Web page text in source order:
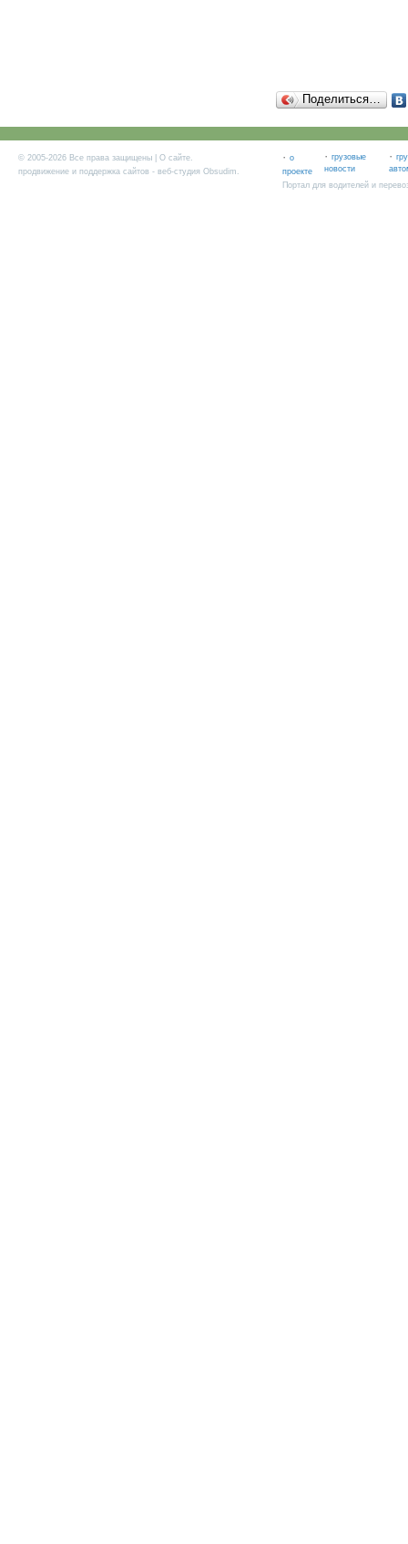
Поделиться…
© 2005-2026 Все права защищены | О сайте.
продвижение и поддержка сайтов - веб-студия Obsudim.
· о
проекте
· грузовые
новости
·
Портал для водителей и